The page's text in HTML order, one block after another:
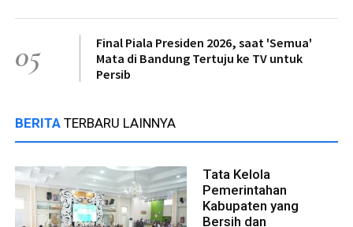
05
Final Piala Presiden 2026, saat 'Semua'
Mata di Bandung Tertuju ke TV untuk
Persib
BERITA TERBARU LAINNYA
Tata Kelola
Pemerintahan
Kabupaten yang
Bersih dan